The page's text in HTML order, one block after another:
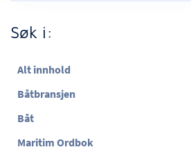
Søk i:
Alt innhold
Båtbransjen
Båt
Maritim Ordbok